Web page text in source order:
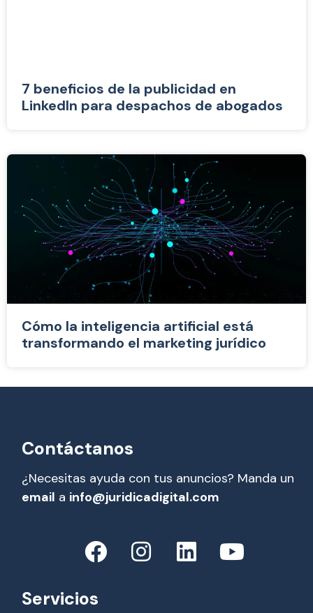
7 beneficios de la publicidad en
LinkedIn para despachos de abogados
Cómo la inteligencia artificial está
transformando el marketing jurídico
Contáctanos
¿Necesitas ayuda con tus anuncios? Manda un
email a info@juridicadigital.com
Servicios